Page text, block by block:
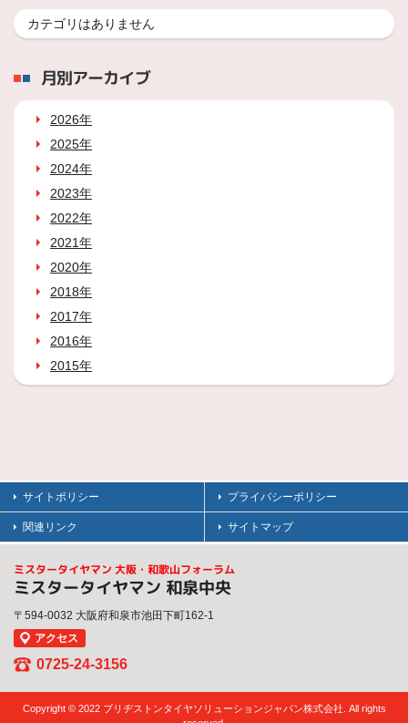
カテゴリはありません
月別アーカイブ
2026年
2025年
2024年
2023年
2022年
2021年
2020年
2018年
2017年
2016年
2015年
サイトポリシー プライバシーポリシー
関連リンク サイトマップ
ミスタータイヤマン 大阪・和歌山フォーラム
ミスタータイヤマン 和泉中央
〒594-0032 大阪府和泉市池田下町162-1
アクセス
0725-24-3156
Copyright © 2022 ブリヂストンタイヤソリューションジャパン株式会社. All rights